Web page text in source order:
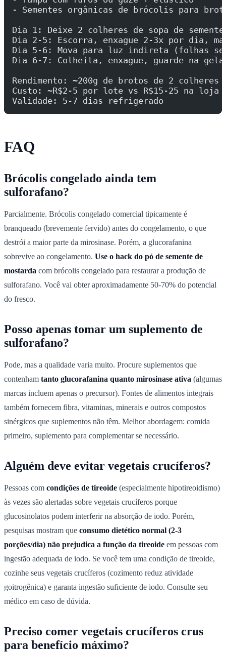
- Sementes orgânicas de brócolis para
Dia 1: Deixe 2 colheres de sopa de
Dia 2-5: Escorra, enxague 2-3x por dia,
Dia 5-6: Mova para luz indireta (folhas se
Dia 6-7: Colheita, enxague, guarde na
Rendimento: ~200g de brotos de 2 colheres
Custo: ~R$2-5 por lote vs R$15-25 na loja
Validade: 5-7 dias refrigerado
FAQ
Brócolis congelado ainda tem
sulforafano?
Parcialmente. Brócolis congelado comercial tipicamente é
branqueado (brevemente fervido) antes do congelamento, o que
destrói a maior parte da mirosinase. Porém, a glucorafanina
sobrevive ao congelamento. Use o hack do pó de semente de
mostarda com brócolis congelado para restaurar a produção de
sulforafano. Você vai obter aproximadamente 50-70% do potencial
do fresco.
Posso apenas tomar um suplemento de
sulforafano?
Pode, mas a qualidade varia muito. Procure suplementos que
contenham tanto glucorafanina quanto mirosinase ativa (algumas
marcas incluem apenas o precursor). Fontes de alimentos integrais
também fornecem fibra, vitaminas, minerais e outros compostos
sinérgicos que suplementos não têm. Melhor abordagem: comida
primeiro, suplemento para complementar se necessário.
Alguém deve evitar vegetais crucíferos?
Pessoas com condições de tireoide (especialmente hipotireoidismo)
às vezes são alertadas sobre vegetais crucíferos porque
glucosinolatos podem interferir na absorção de iodo. Porém,
pesquisas mostram que consumo dietético normal (2-3
porções/dia) não prejudica a função da tireoide em pessoas com
ingestão adequada de iodo. Se você tem uma condição de tireoide,
cozinhe seus vegetais crucíferos (cozimento reduz atividade
goitrogênica) e garanta ingestão suficiente de iodo. Consulte seu
médico em caso de dúvida.
Preciso comer vegetais crucíferos crus
para benefício máximo?